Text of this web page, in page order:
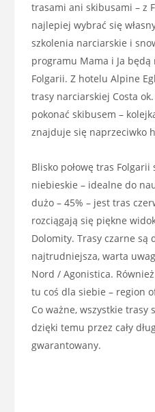
trasami ani skibusami – z
najlepiej wybrać się
szkolenia narciarskie i
programu Mama i Ja
Folgarii. Z hotelu Alpine
trasy narciarskiej Costa
pokonać skibusem –
znajduje się naprzeciwko
Blisko połowę tras Folgarii
niebieskie – idealne do
dużo – 45% – jest tras
rozciągają się piękne
Dolomity. Trasy czarne są
najtrudniejsza, warta
Nord / Agonistica.
tu coś dla siebie – region
Co ważne, wszystkie trasy
dzięki temu przez cały
gwarantowany.